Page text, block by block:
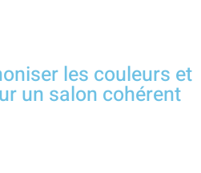
les couleurs et
un salon cohérent